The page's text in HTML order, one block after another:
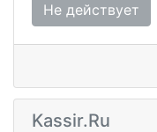
Не действует
Kassir.ru